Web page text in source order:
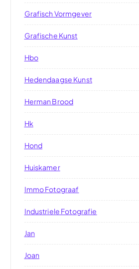
Grafisch Vormgever
Grafische Kunst
Hbo
Hedendaagse Kunst
Herman Brood
Hk
Hond
Huiskamer
Immo Fotograaf
Industriele Fotografie
Jan
Joan